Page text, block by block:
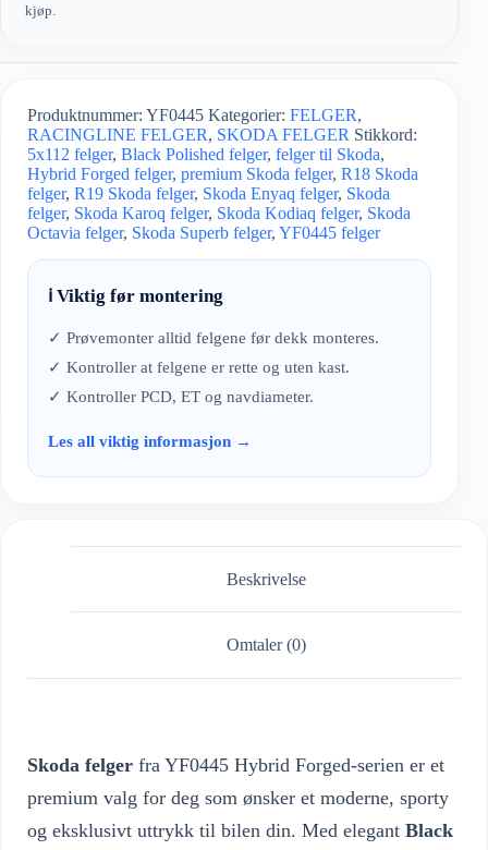
kjøp.
Produktnummer: YF0445 Kategorier: FELGER,
RACINGLINE FELGER, SKODA FELGER Stikkord:
5x112 felger, Black Polished felger, felger til Skoda,
Hybrid Forged felger, premium Skoda felger, R18 Skoda
felger, R19 Skoda felger, Skoda Enyaq felger, Skoda
felger, Skoda Karoq felger, Skoda Kodiaq felger, Skoda
Octavia felger, Skoda Superb felger, YF0445 felger
ℹ️ Viktig før montering
✓ Prøvemonter alltid felgene før dekk monteres.
✓ Kontroller at felgene er rette og uten kast.
✓ Kontroller PCD, ET og navdiameter.
Les all viktig informasjon →
Beskrivelse
Omtaler (0)
Skoda felger fra YF0445 Hybrid Forged-serien er et
premium valg for deg som ønsker et moderne, sporty
og eksklusivt uttrykk til bilen din. Med elegant Black